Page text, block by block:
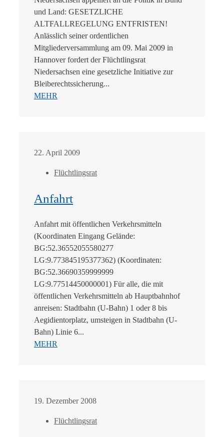
und Land: GESETZLICHE
ALTFALLREGELUNG ENTFRISTEN!
Anlässlich seiner ordentlichen
Mitgliederversammlung am 09. Mai 2009 in
Hannover fordert der Flüchtlingsrat
Niedersachsen eine gesetzliche Initiative zur
Bleiberechtssicherung...
MEHR
22. April 2009
Flüchtlingsrat
Anfahrt
Anfahrt mit öffentlichen Verkehrsmitteln
(Koordinaten Eingang Gelände:
BG:52.36552055580277
LG:9.773845195377362) (Koordinaten:
BG:52.36690359999999
LG:9.77514450000001) Für alle, die mit
öffentlichen Verkehrsmitteln ab Hauptbahnhof
anreisen: Stadtbahn (U-Bahn) 1 oder 8 bis
Aegidientorplatz, umsteigen in Stadtbahn (U-
Bahn) Linie 6...
MEHR
19. Dezember 2008
Flüchtlingsrat